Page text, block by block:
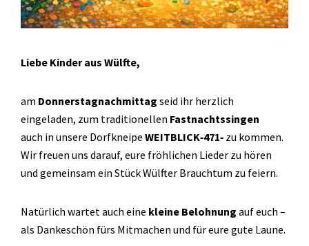
Liebe Kinder aus Wülfte,
am Donnerstagnachmittag seid ihr herzlich
eingeladen, zum traditionellen Fastnachtssingen
auch in unsere Dorfkneipe WEITBLICK‑471‑ zu kommen.
Wir freuen uns darauf, eure fröhlichen Lieder zu hören
und gemeinsam ein Stück Wülfter Brauchtum zu feiern.
Natürlich wartet auch eine kleine Belohnung auf euch –
als Dankeschön fürs Mitmachen und für eure gute Laune.